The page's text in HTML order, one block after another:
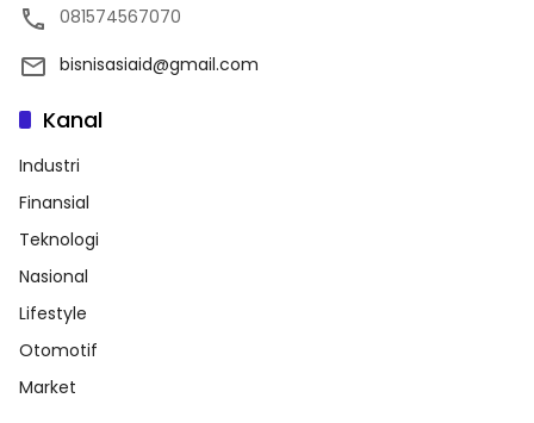
081574567070
bisnisasiaid@gmail.com
Kanal
Industri
Finansial
Teknologi
Nasional
Lifestyle
Otomotif
Market